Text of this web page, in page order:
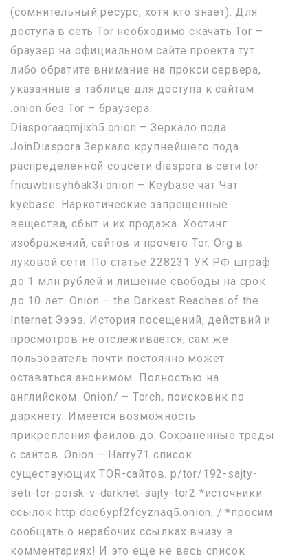
(сомнительный ресурс, хотя кто знает). Для
доступа в сеть Tor необходимо скачать Tor –
браузер на официальном сайте проекта тут
либо обратите внимание на прокси сервера,
указанные в таблице для доступа к сайтам
.onion без Tor – браузера.
Diasporaaqmjixh5.onion – Зеркало пода
JoinDiaspora Зеркало крупнейшего пода
распределенной соцсети diaspora в сети tor
fncuwbiisyh6ak3i.onion – Keybase чат Чат
kyebase. Наркотические запрещенные
вещества, сбыт и их продажа. Хостинг
изображений, сайтов и прочего Tor. Org в
луковой сети. По статье 228231 УК РФ штраф
до 1 млн рублей и лишение свободы на срок
до 10 лет. Onion – the Darkest Reaches of the
Internet Ээээ. История посещений, действий и
просмотров не отслеживается, сам же
пользователь почти постоянно может
оставаться анонимом. Полностью на
английском. Onion/ – Torch, поисковик по
даркнету. Имеется возможность
прикрепления файлов до. Сохраненные треды
с сайтов. Onion – Harry71 список
существующих TOR-сайтов. p/tor/192-sajty-
seti-tor-poisk-v-darknet-sajty-tor2 *источники
ссылок http doe6ypf2fcyznaq5.onion, / *просим
сообщать о нерабочих ссылках внизу в
комментариях! И это еще не весь список